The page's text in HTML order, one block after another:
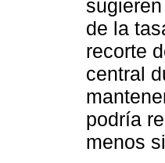
de la
recorte
central
podría
menos